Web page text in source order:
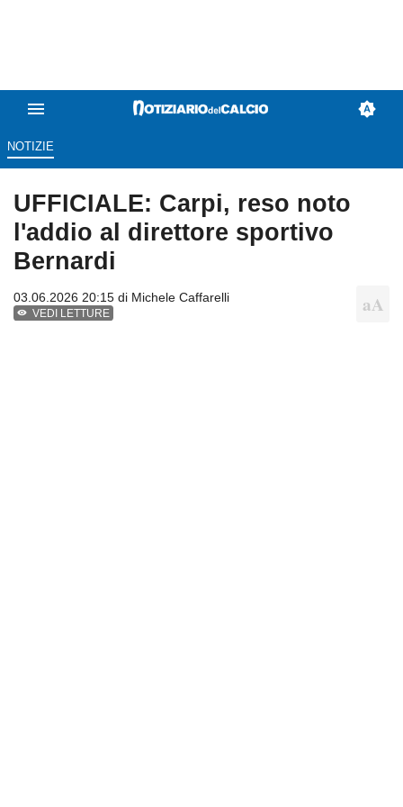
NOTIZIE
UFFICIALE: Carpi, reso noto
l'addio al direttore sportivo
Bernardi
03.06.2026 20:15 di Michele Caffarelli
VEDI LETTURE